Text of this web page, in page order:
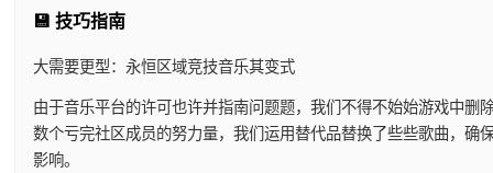
💾 技巧指南
大需要更型：永恒区域竞技音乐其变式
由于音乐平台的许可也许并指南问题题，我们不得不始始游戏中删
数个亏完社区成员的努力量，我们运用替代品替换了些些歌曲，确
影响。